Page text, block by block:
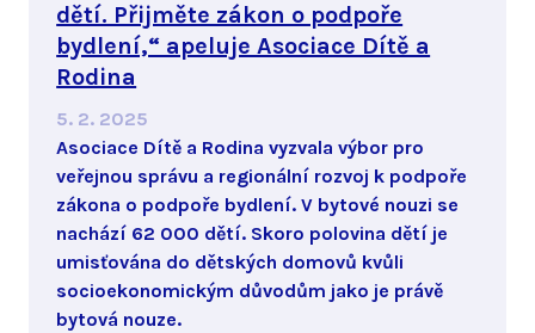
dětí. Přijměte zákon o podpoře
bydlení,“ apeluje Asociace Dítě a
Rodina
5. 2. 2025
Asociace Dítě a Rodina vyzvala výbor pro
veřejnou správu a regionální rozvoj k podpoře
zákona o podpoře bydlení. V bytové nouzi se
nachází 62 000 dětí. Skoro polovina dětí je
umisťována do dětských domovů kvůli
socioekonomickým důvodům jako je právě
bytová nouze.